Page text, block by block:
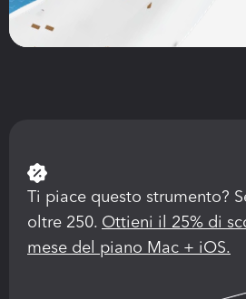
Ti piace questo strumento?
oltre 250. Ottieni il 25% di
mese del piano Mac + iOS.